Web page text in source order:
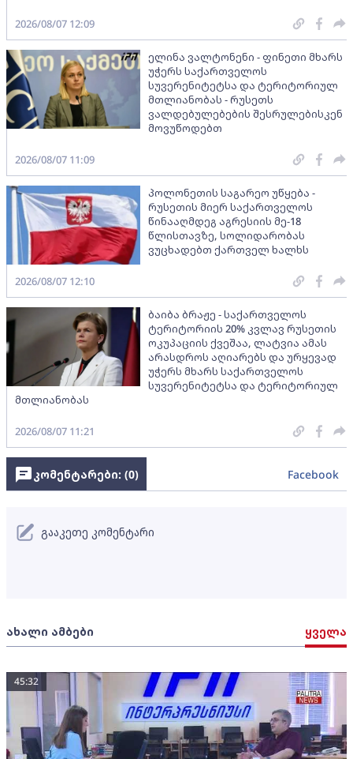
2026/08/07 12:09
ელინა ვალტონენი - ფინეთი მხარს
უჭერს საქართველოს
სუვერენიტეტსა და ტერიტორიულ
მთლიანობას - რუსეთს
ვალდებულებების შესრულებისკენ
მოვუწოდებთ
2026/08/07 11:09
პოლონეთის საგარეო უწყება -
რუსეთის მიერ საქართველოს
წინააღმდეგ აგრესიის მე-18
წლისთავზე, სოლიდარობას
ვუცხადებთ ქართველ ხალხს
2026/08/07 12:10
ბაიბა ბრაჟე - საქართველოს
ტერიტორიის 20% კვლავ რუსეთის
ოკუპაციის ქვეშაა, ლატვია ამას
არასდროს აღიარებს და ურყევად
უჭერს მხარს საქართველოს
სუვერენიტეტსა და ტერიტორიულ
მთლიანობას
2026/08/07 11:21
ახალი ამბები ყველა
45:32
კომენტარები: (0) Facebook
გააკეთე კომენტარი